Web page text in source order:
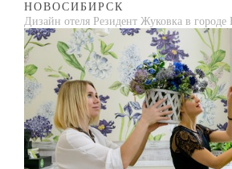
НОВОСИБИРСК
Дизайн отеля Резидент Жуковка в городе